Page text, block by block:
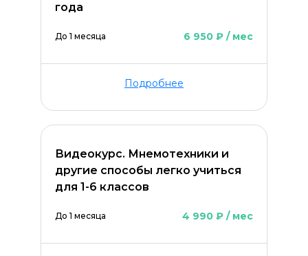
года
До 1 месяца 6 950 ₽ / мес
Подробнее
Видеокурс. Мнемотехники и
другие способы легко учиться
для 1-6 классов
До 1 месяца 4 990 ₽ / мес